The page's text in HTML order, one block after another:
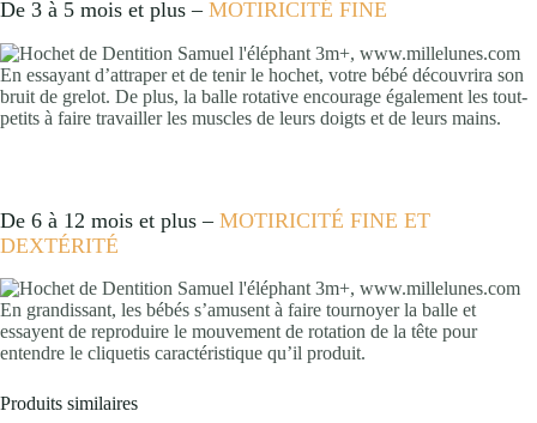
De 3 à 5 mois et plus – MOTIRICITÉ FINE
En essayant d’attraper et de tenir le hochet, votre bébé découvrira son
bruit de grelot. De plus, la balle rotative encourage également les tout-
petits à faire travailler les muscles de leurs doigts et de leurs mains.
De 6 à 12 mois et plus – MOTIRICITÉ FINE ET
DEXTÉRITÉ
En grandissant, les bébés s’amusent à faire tournoyer la balle et
essayent de reproduire le mouvement de rotation de la tête pour
entendre le cliquetis caractéristique qu’il produit.
Produits similaires